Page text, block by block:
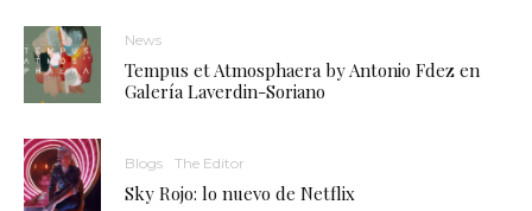
News
Tempus et Atmosphaera by Antonio Fdez en
Galería Laverdin-Soriano
Blogs The Editor
Sky Rojo: lo nuevo de Netflix